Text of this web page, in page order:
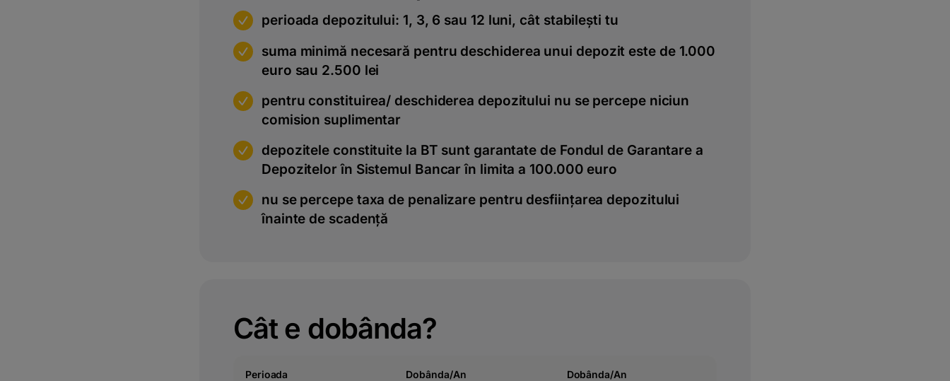
m perioada depozitului: 1, 3, 6 sau 12 luni, cât stabilești tu
m suma minimă necesară pentru deschiderea unui depozit este de 1.000
euro sau 2.500 lei
m pentru constituirea/ deschiderea depozitului nu se percepe niciun
comision suplimentar
m depozitele constituite la BT sunt garantate de Fondul de Garantare a
Depozitelor în Sistemul Bancar în limita a 100.000 euro
m nu se percepe taxa de penalizare pentru desființarea depozitului
înainte de scadență
Cât e dobânda?
Perioada
Dobânda/An
Dobânda/An